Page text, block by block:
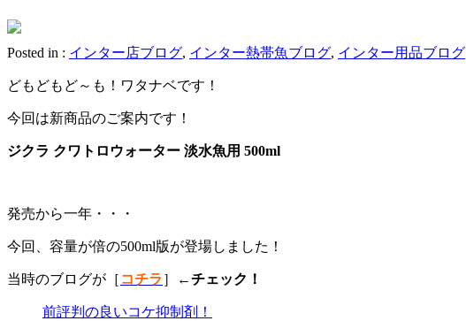
Posted in : インター店ブログ, インター熱帯魚ブログ, インター用品ブログ
どもどもど～も！ワタナベです！
今回は新商品のご案内です！
ジクラ クワトロウォーター 淡水魚用 500ml
発売から一年・・・
今回、容量が倍の500ml版が登場しました！
当時のブログが［ コチラ ］←チェック！
前評判の良いコケ抑制剤！